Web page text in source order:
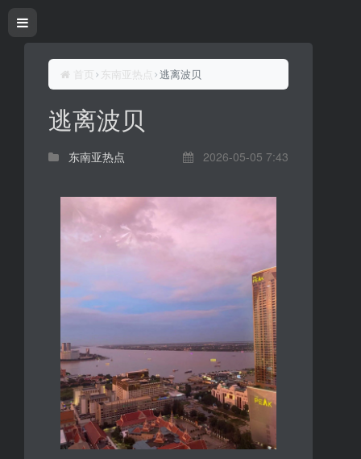
首页 东南亚热点 逃离波贝
逃离波贝
东南亚热点 2026-05-05 7:43